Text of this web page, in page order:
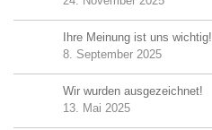
Ihre Meinung ist uns wichtig!
8. September 2025
Wir wurden ausgezeichnet!
13. Mai 2025